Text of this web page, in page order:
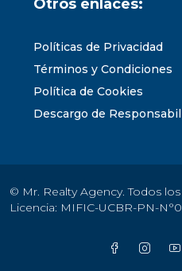
Otros enlaces:
Políticas de Privacidad
Términos y Condiciones
Política de Cookies
Descargo de
© Mr. Realty Agency. Todos
Licencia: MIFIC-UCBR-PN-